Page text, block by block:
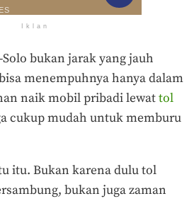
Iklan
bukan jarak yang jauh
menempuhnya hanya dalam
naik mobil pribadi lewattol
cukup mudah untuk memburu
itu. Bukan karena dulu tol
bukan juga zaman